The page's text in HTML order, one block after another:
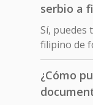
serbio a
Sí, puedes
filipino de
¿Cómo